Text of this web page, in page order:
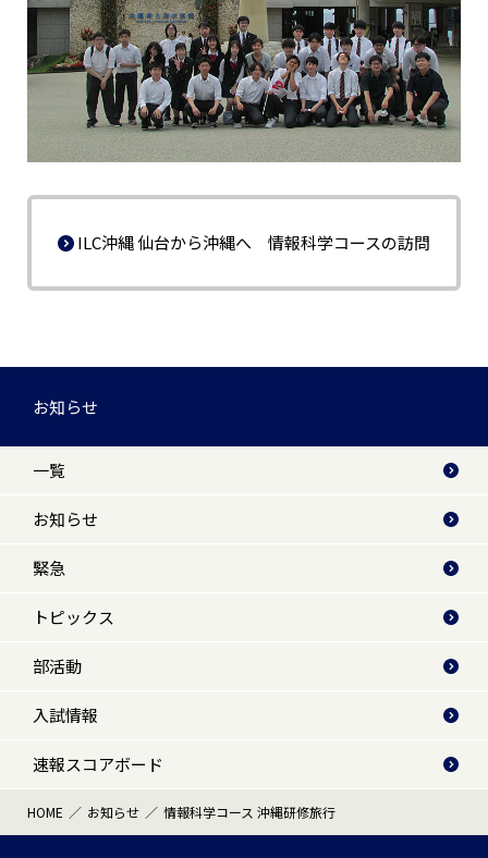
ILC沖縄 仙台から沖縄へ 情報科学コースの訪問
お知らせ
一覧
お知らせ
緊急
トピックス
部活動
入試情報
速報スコアボード
HOME お知らせ 情報科学コース 沖縄研修旅行